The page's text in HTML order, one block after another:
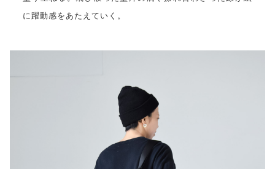
に躍動感をあたえていく。